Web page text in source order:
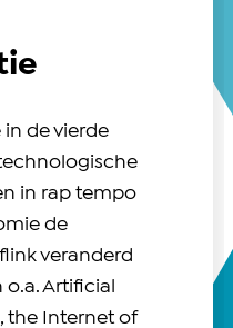
de vierde
in rap tempo
de
veranderd
Artificial
the Internet of